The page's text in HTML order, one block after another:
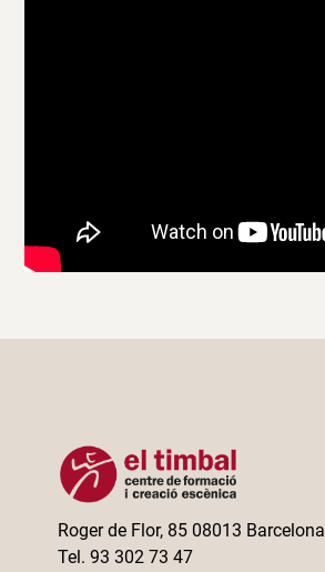
Roger de Flor, 85 08013 Barcelona
Tel. 93 302 73 47